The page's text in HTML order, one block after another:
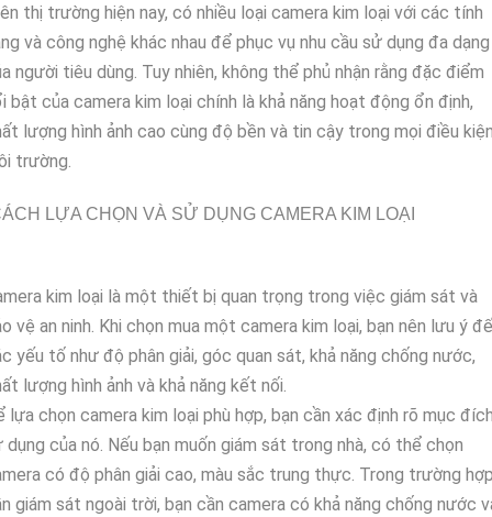
thị trường hiện nay, có nhiều loại camera kim loại với các tính
và công nghệ khác nhau để phục vụ nhu cầu sử dụng đa dạng
người tiêu dùng. Tuy nhiên, không thể phủ nhận rằng đặc điểm
bật của camera kim loại chính là khả năng hoạt động ổn định,
lượng hình ảnh cao cùng độ bền và tin cậy trong mọi điều
trường.
LỰA CHỌN VÀ SỬ DỤNG CAMERA KIM LOẠI
kim loại là một thiết bị quan trọng trong việc giám sát và
vệ an ninh. Khi chọn mua một camera kim loại, bạn nên lưu ý
yếu tố như độ phân giải, góc quan sát, khả năng chống nước,
lượng hình ảnh và khả năng kết nối.
lựa chọn camera kim loại phù hợp, bạn cần xác định rõ mục
dụng của nó. Nếu bạn muốn giám sát trong nhà, có thể chọn
có độ phân giải cao, màu sắc trung thực. Trong trường
giám sát ngoài trời, bạn cần camera có khả năng chống nước